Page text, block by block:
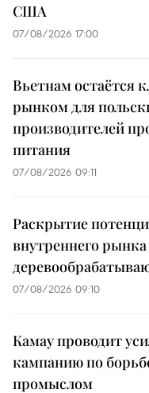
США
07/08/2026 17:00
Вьетнам остаётся
рынком для
производителей
питания
07/08/2026 09:11
Раскрытие
внутреннего рынка
07/08/2026 09:10
Камау проводит
кампанию по
промыслом